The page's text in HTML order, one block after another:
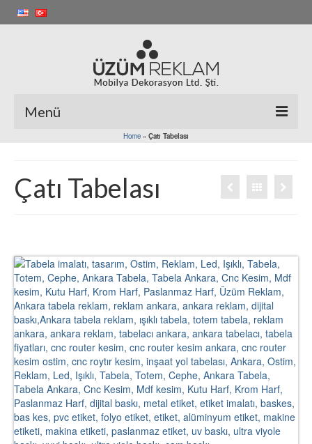
Menü
Galeri
Fener Tabelalar
Çatı Tabelaları
Eczane Tabelaları
Özel Tasarım Tabelalar
Fon Baskı Harfler
Dijital Baskı
Light Box
Home » Çatı Tabelası
Çatı Tabelası